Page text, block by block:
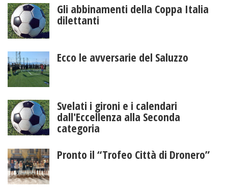
Gli abbinamenti della Coppa Italia
dilettanti
Ecco le avversarie del Saluzzo
Svelati i gironi e i calendari
dall'Eccellenza alla Seconda
categoria
Pronto il “Trofeo Città di Dronero”